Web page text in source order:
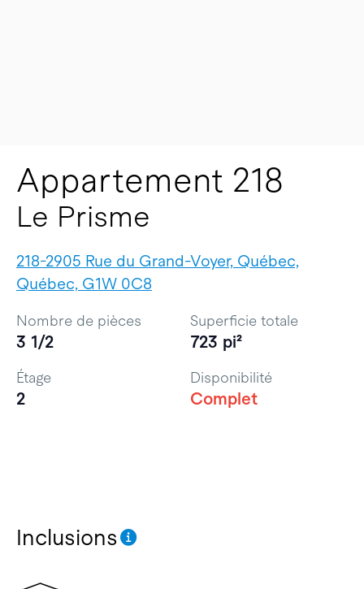
Appartement 218
Le Prisme
218-2905 Rue du Grand-Voyer, Québec,
Québec, G1W 0C8
Inclusions
Nombre de pièces
3 1/2
Superficie totale
723 pi²
Étage
2
Disponibilité
Complet